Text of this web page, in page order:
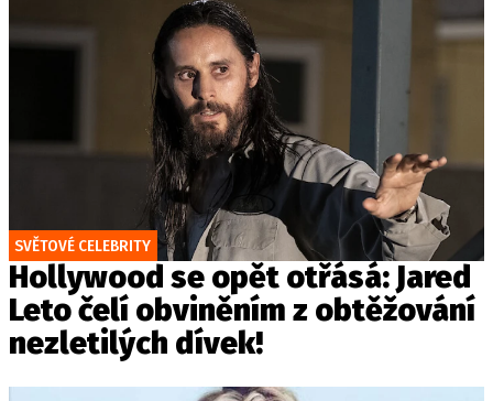
SVĚTOVÉ CELEBRITY
Hollywood se opět otřásá: Jared
Leto čelí obviněním z obtěžování
nezletilých dívek!